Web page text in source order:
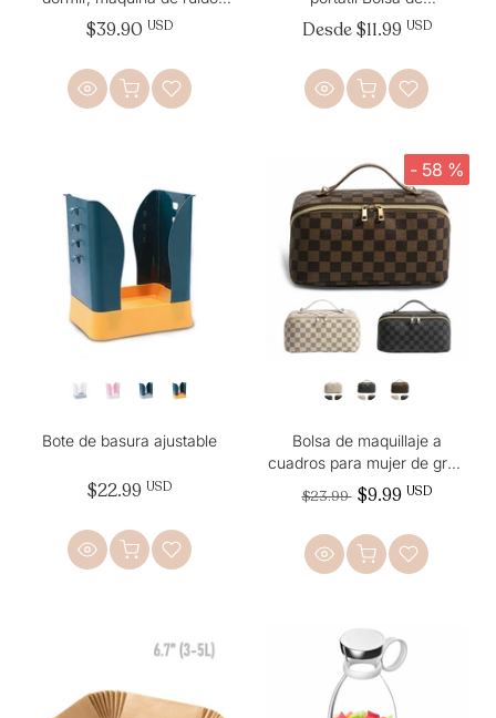
blanco
$39.90 USD
almacenamiento de
medicamentos
Desde $11.99 USD
Bote de basura ajustable
$22.99 USD
- 58 %
Bolsa de maquillaje a
cuadros para mujer de gran
capacidad, de piel sintética,
resistente al agua
$23.99 $9.99 USD